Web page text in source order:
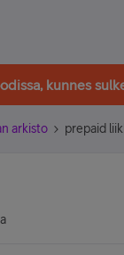
kunnes
arkisto prepaid